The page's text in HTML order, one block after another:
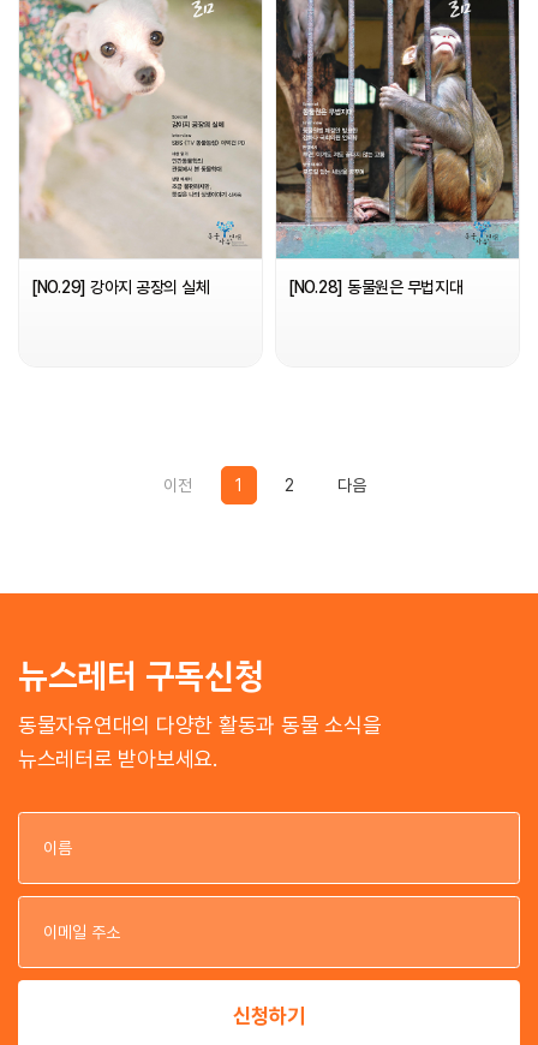
[NO.29] 강아지 공장의 실체 [NO.28] 동물원은 무법지대
이전Previous
1 2 다음Previous
뉴스레터 구독신청
동물자유연대의 다양한 활동과 동물 소식을
뉴스레터로 받아보세요.
이
이
신청하기